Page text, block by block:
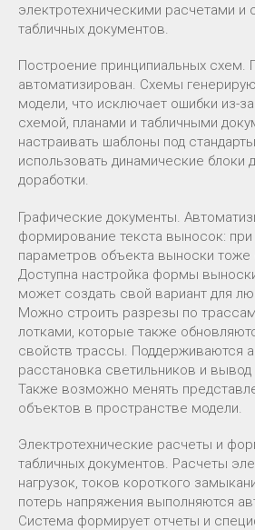
электротехническими расчетами
табличных документов.
Построение принципиальных схем.
автоматизирован. Схемы
модели, что исключает ошибки из-
схемой, планами и табличными
настраивать шаблоны под
использовать динамические блоки
доработки.
Графические документы.
формирование текста выносок:
параметров объекта выноски тоже
Доступна настройка формы
может создать свой вариант для
Можно строить разрезы по
лотками, которые также
свойств трассы. Поддерживаются
расстановка светильников и вывод
Также возможно менять
объектов в пространстве модели.
Электротехнические расчеты и
табличных документов. Расчеты
нагрузок, токов короткого
потерь напряжения выполняются
Система формирует отчеты и